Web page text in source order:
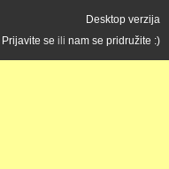
Desktop verzija
Prijavite se ili nam se pridružite :)